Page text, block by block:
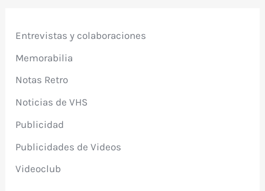
Entrevistas y colaboraciones
Memorabilia
Notas Retro
Noticias de VHS
Publicidad
Publicidades de Videos
Videoclub